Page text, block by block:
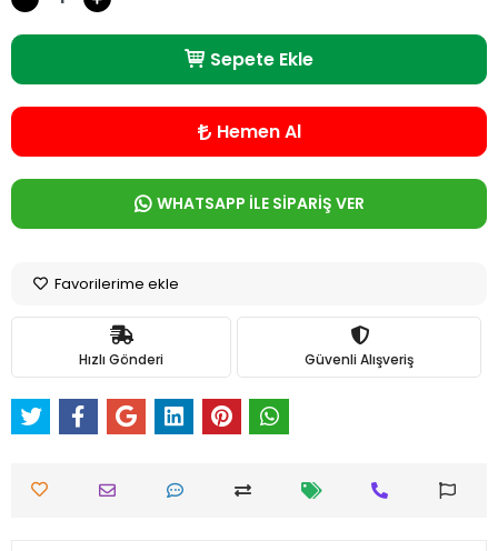
Sepete Ekle
Hemen Al
WHATSAPP İLE SİPARİŞ VER
Favorilerime ekle
Hızlı Gönderi Güvenli Alışveriş